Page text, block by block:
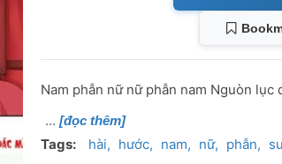
Nam phẫn nữ nữ phẫn nam Nguòn lục
[đọc thêm]
Tags: hài hước nam nữ phẫn